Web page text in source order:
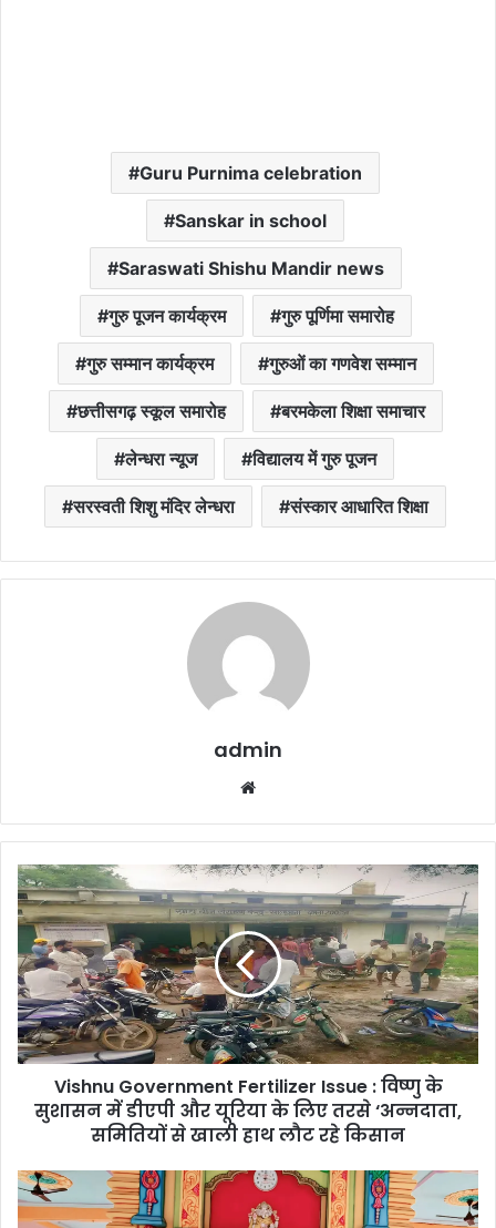
Guru Purnima celebration
Sanskar in school
Saraswati Shishu Mandir news
गुरु पूजन कार्यक्रम गुरु पूर्णिमा समारोह
गुरु सम्मान कार्यक्रम गुरुओं का गणवेश सम्मान
छत्तीसगढ़ स्कूल समारोह बरमकेला शिक्षा समाचार
लेन्धरा न्यूज विद्यालय में गुरु पूजन
सरस्वती शिशु मंदिर लेन्धरा संस्कार आधारित शिक्षा
admin
Vishnu
Government
Fertilizer
Issue
:
विष्णु
के
सुशासन
में
और
लिए
तरसे
‘अन्नदाता,
Vishnu Government Fertilizer Issue : विष्णु के
सुशासन में डीएपी और यूरिया के लिए तरसे ‘अन्नदाता,
समितियों से खाली हाथ लौट रहे किसान
Radha
Madhav